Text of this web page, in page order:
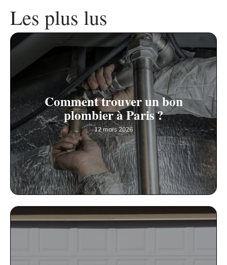
Les plus lus
Comment trouver un bon
plombier à Paris ?
12 mars 2026